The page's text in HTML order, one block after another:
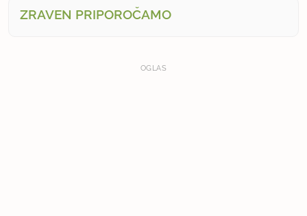
ZRAVEN PRIPOROČAMO
OGLAS